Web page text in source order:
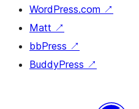
WordPress.com ↗
Matt ↗
bbPress ↗
BuddyPress ↗